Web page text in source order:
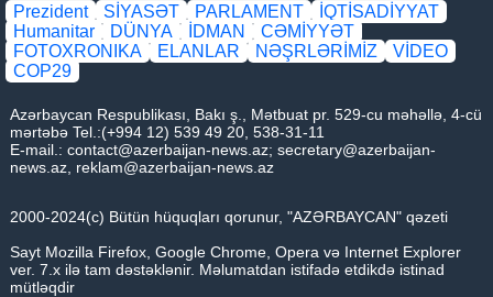
Prezident SİYASƏT PARLAMENT
İQTİSADİYYAT
Humanitar
DÜNYA İDMAN
CƏMİYYƏT
FOTOXRONIKA
ELANLAR NƏŞRLƏRİMİZ
VİDEO
COP29
Azərbaycan Respublikası, Bakı ş., Mətbuat pr. 529-cu məhəllə, 4-cü
mərtəbə Tel.:(+994 12) 539 49 20, 538-31-11
E-mail.: contact@azerbaijan-news.az; secretary@azerbaijan-
news.az reklam@azerbaijan-news.az
2000-2024(c) Bütün hüquqları qorunur, "AZƏRBAYCAN" qəzeti
Sayt Mozilla Firefox, Google Chrome, Opera və Internet Explorer
ver. 7.x ilə tam dəstəklənir. Məlumatdan istifadə etdikdə istinad
mütləqdir